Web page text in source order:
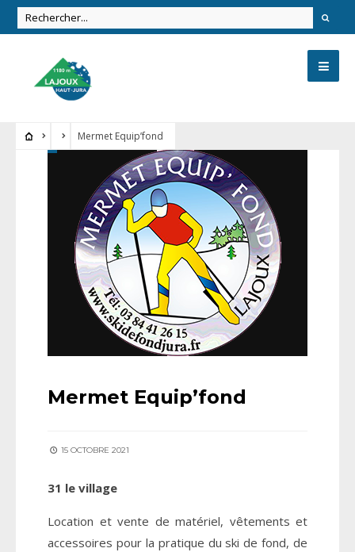
Mermet Equip’fond
Mermet Equip’fond
15 OCTOBRE 2021
31 le village
Location et vente de matériel, vêtements et
accessoires pour la pratique du ski de fond, de